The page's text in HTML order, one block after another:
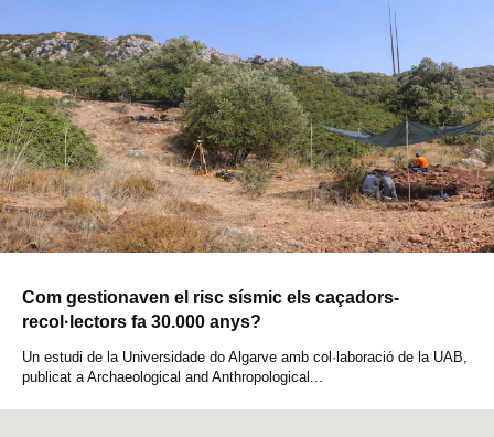
Com gestionaven el risc sísmic els caçadors-
recol·lectors fa 30.000 anys?
Un estudi de la Universidade do Algarve amb col·laboració de la UAB,
publicat a Archaeological and Anthropological...